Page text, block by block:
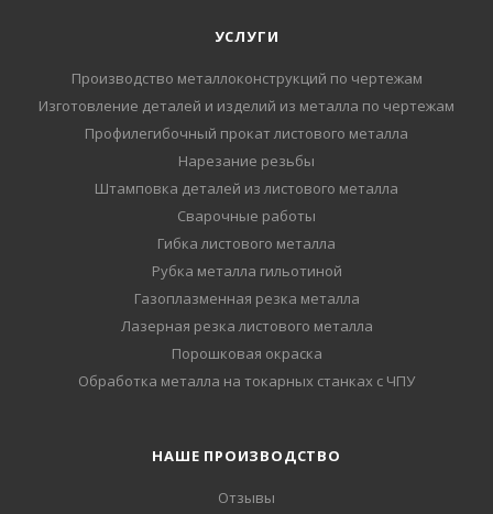
УСЛУГИ
Производство металлоконструкций по чертежам
Изготовление деталей и изделий из металла по чертежам
Профилегибочный прокат листового металла
Нарезание резьбы
Штамповка деталей из листового металла
Сварочные работы
Гибка листового металла
Рубка металла гильотиной
Газоплазменная резка металла
Лазерная резка листового металла
Порошковая окраска
Обработка металла на токарных станках с ЧПУ
НАШЕ ПРОИЗВОДСТВО
Отзывы